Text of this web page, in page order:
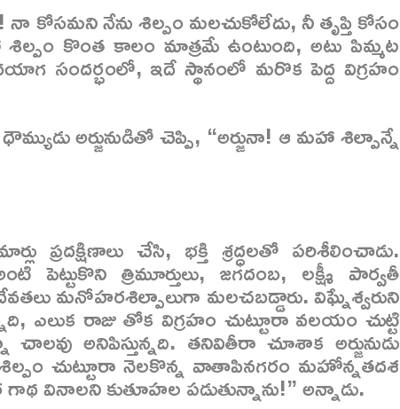
నా కోసమని నేను శిల్పం మలచుకోలేదు, నీ తృప్తి కోసం
కొంత కాలం మాత్రమే ఉంటుంది, అటు పిమ్మట
సందర్భంలో, ఇదే స్థానంలో మరొక పెద్ద విగ్రహం
అర్జునుడితో చెప్పి, “అర్జునా! ఆ మహా శిల్పాన్నే
ప్రదక్షిణాలు చేసి, భక్తి శ్రద్ధలతో పరిశీలించాడు.
పెట్టుకొని త్రిమూర్తులు, జగదంబ, లక్ష్మీ పార్వతీ
మనోహరశిల్పాలుగా మలచబడ్డారు. విఘ్నేశ్వరుని
ఎలుక రాజు తోక విగ్రహం చుట్టూరా వలయం చుట్టి
అనిపిస్తున్నది. తనివితీరా చూశాక అర్జునుడు
చుట్టూరా నెలకొన్న వాతాపినగరం మహోన్నతదశ
వినాలని కుతూహల పడుతున్నాను!” అన్నాడు.